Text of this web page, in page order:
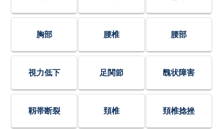
胸部 腰椎 腰部
視力低下 足関節 醜状障害
靱帯断裂 頚椎 頚椎捻挫